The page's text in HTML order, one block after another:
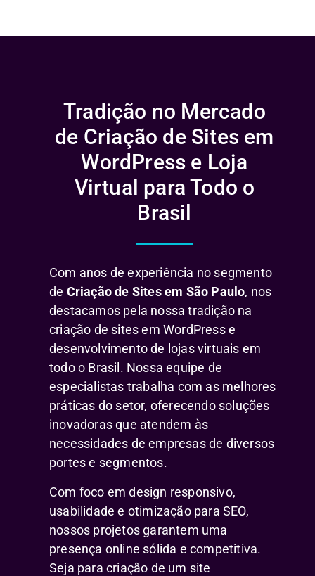
Tradição no Mercado
de Criação de Sites em
WordPress e Loja
Virtual para Todo o
Brasil
Com anos de experiência no segmento
de Criação de Sites em São Paulo, nos
destacamos pela nossa tradição na
criação de sites em WordPress e
desenvolvimento de lojas virtuais em
todo o Brasil. Nossa equipe de
especialistas trabalha com as melhores
práticas do setor, oferecendo soluções
inovadoras que atendem às
necessidades de empresas de diversos
portes e segmentos.
Com foco em design responsivo,
usabilidade e otimização para SEO,
nossos projetos garantem uma
presença online sólida e competitiva.
Seja para criação de um site